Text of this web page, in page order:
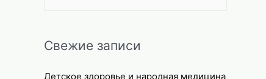
rСвежие записи
Детское здоровье и народная медицина